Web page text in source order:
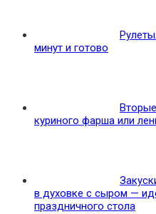
Рулеты
минут и готово
куриного фарша или
в духовке с сыром —
праздничного стола